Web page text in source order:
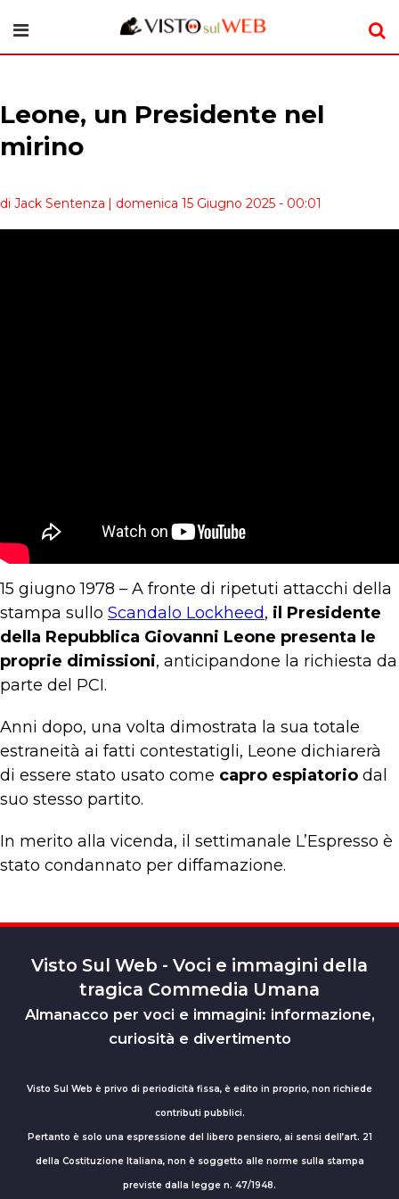
Leone, un Presidente nel
mirino
di Jack Sentenza | domenica 15 Giugno 2025 - 00:01
15 giugno 1978 – A fronte di ripetuti attacchi della
stampa sullo Scandalo Lockheed, il Presidente
della Repubblica Giovanni Leone presenta le
proprie dimissioni, anticipandone la richiesta da
parte del PCI.
Anni dopo, una volta dimostrata la sua totale
estraneità ai fatti contestatigli, Leone dichiarerà
di essere stato usato come capro espiatorio dal
suo stesso partito.
In merito alla vicenda, il settimanale L’Espresso è
stato condannato per diffamazione.
Visto Sul Web - Voci e immagini della
tragica Commedia Umana
Almanacco per voci e immagini: informazione,
curiosità e divertimento
Visto Sul Web è privo di periodicità fissa, è edito in proprio, non richiede
contributi pubblici.
Pertanto è solo una espressione del libero pensiero, ai sensi dell’art. 21
della Costituzione Italiana, non è soggetto alle norme sulla stampa
previste dalla legge n. 47/1948.